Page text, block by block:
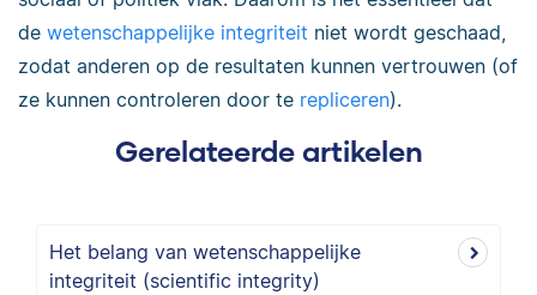
de wetenschappelijke integriteit niet wordt geschaad,
zodat anderen op de resultaten kunnen vertrouwen (of
ze kunnen controleren door te repliceren).
Gerelateerde artikelen
Het belang van wetenschappelijke
integriteit (scientific integrity)